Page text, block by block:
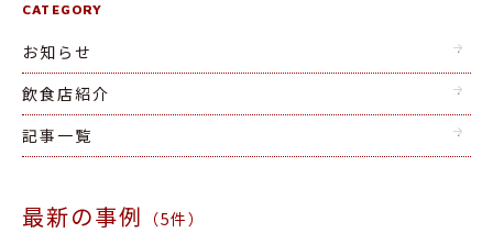
CATEGORY
お知らせ
飲食店紹介
記事一覧
最新の事例 （5件）